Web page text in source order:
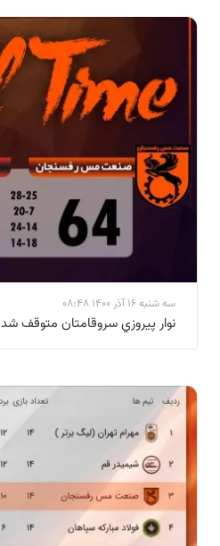
سه شنبه 16 آذر 1400 08:48
نوار پيروزي سروقامتان متوقف شد